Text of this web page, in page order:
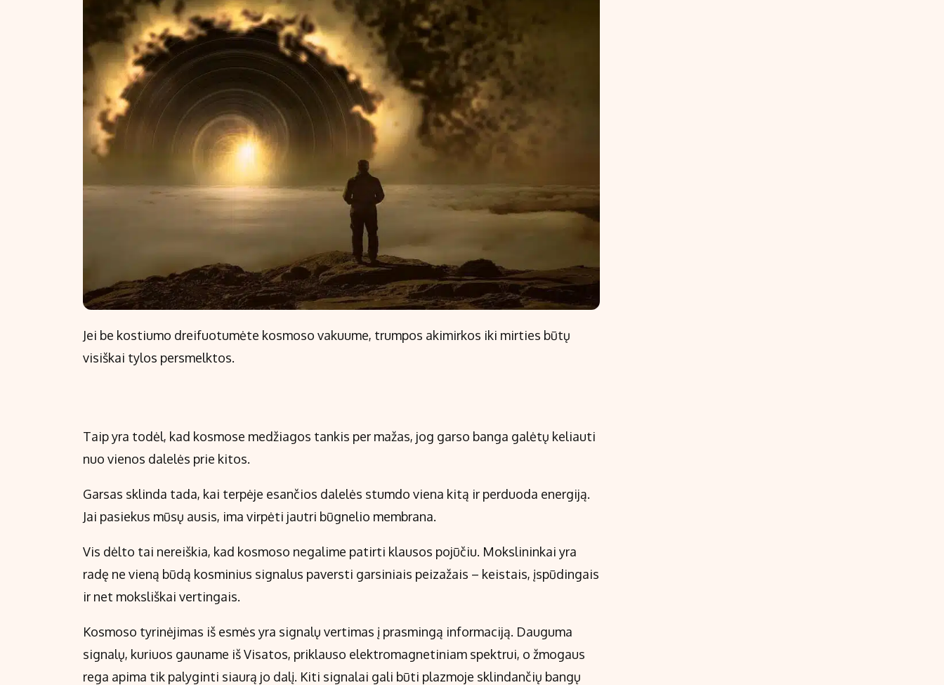
NT ir statybos
Jei be kostiumo dreifuotumėte kosmoso vakuume, trumpos akimirkos iki mirties būtų
visiškai tylos persmelktos.
Taip yra todėl, kad kosmose medžiagos tankis per mažas, jog garso banga galėtų keliauti
nuo vienos dalelės prie kitos.
Garsas sklinda tada, kai terpėje esančios dalelės stumdo viena kitą ir perduoda energiją.
Jai pasiekus mūsų ausis, ima virpėti jautri būgnelio membrana.
Vis dėlto tai nereiškia, kad kosmoso negalime patirti klausos pojūčiu. Mokslininkai yra
radę ne vieną būdą kosminius signalus paversti garsiniais peizažais – keistais, įspūdingais
ir net moksliškai vertingais.
Kosmoso tyrinėjimas iš esmės yra signalų vertimas į prasmingą informaciją. Dauguma
signalų, kuriuos gauname iš Visatos, priklauso elektromagnetiniam spektrui, o žmogaus
rega apima tik palyginti siaurą jo dalį. Kiti signalai gali būti plazmoje sklindančių bangų